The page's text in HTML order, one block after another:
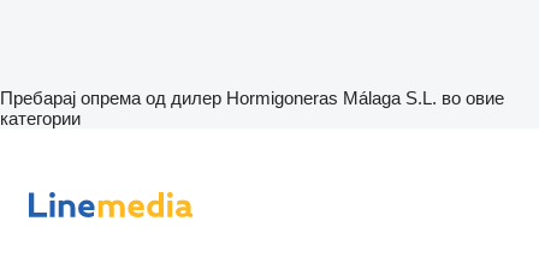
Пребарај опрема од дилер Hormigoneras Málaga S.L. во овие
категории